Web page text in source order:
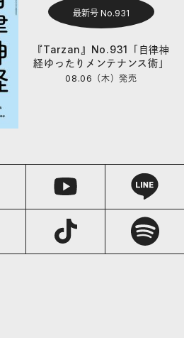
最新号 No.931
『Tarzan』No.931「自律神
経ゆったりメンテナンス術」
08.06（木）発売